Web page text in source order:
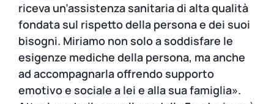
riceva un’assistenza sanitaria di alta qualità
fondata sul rispetto della persona e dei suoi
bisogni. Miriamo non solo a soddisfare le
esigenze mediche della persona, ma anche
ad accompagnarla offrendo supporto
emotivo e sociale a lei e alla sua famiglia».